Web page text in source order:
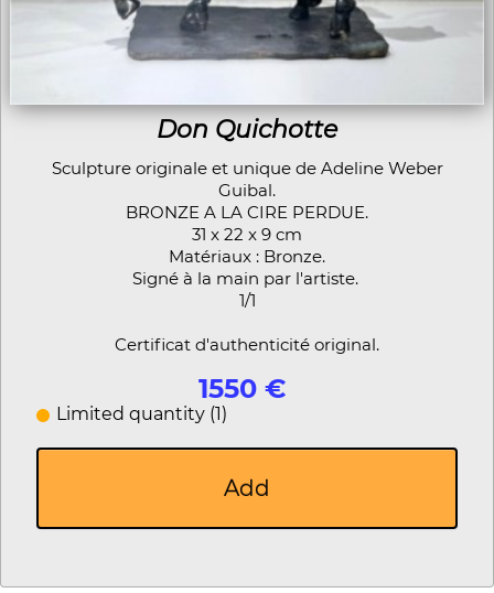
Don Quichotte
Sculpture originale et unique de Adeline Weber
Guibal.
BRONZE A LA CIRE PERDUE.
31 x 22 x 9 cm
Matériaux : Bronze.
Signé à la main par l'artiste.
1/1
Certificat d'authenticité original.
1550 €
Limited quantity (1)
Add